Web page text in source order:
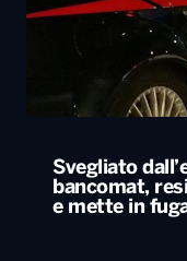
Svegliato
bancomat,
e mette in